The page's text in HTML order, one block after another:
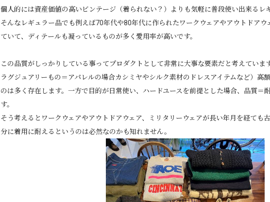
個人的には資産価値の高いビンテージ（着られない？）よりも気軽に普段使い出来るレ
そんなレギュラー品でも例えば70年代や80年代に作られたワークウェアやアウトドア
ていて、ディテールも凝っているものが多く愛用率が高いです。
この品質がしっかりしている事ってプロダクトとして非常に大事な要素だと考えていま
ラグジュアリーもの＝アパレルの場合カシミヤやシルク素材のドレスアイテムなど）高
のは多く存在します。一方で目的が日常使い、ハードユースを前提とした場合、品質＝
す。
そう考えるとワークウェアやアウトドアウェア、ミリタリーウェアが長い年月を経ても
分に着用に耐えるというのは必然なのかも知れません。